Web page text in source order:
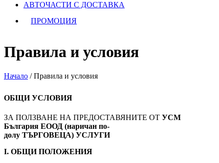
АВТОЧАСТИ С ДОСТАВКА
ПРОМОЦИЯ
Правила и условия
Начало / Правила и условия
ОБЩИ УСЛОВИЯ
ЗА ПОЛЗВАНЕ НА ПРЕДОСТАВЯНИТЕ ОТ УСМ
България ЕООД (наричан по-
долу ТЪРГОВЕЦА) УСЛУГИ
I. ОБЩИ ПОЛОЖЕНИЯ